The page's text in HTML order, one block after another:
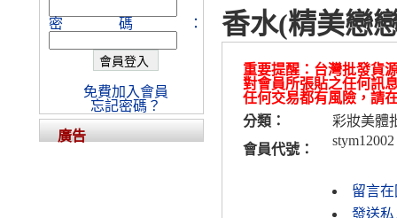
香水(精美戀
重要提醒：台灣批發貨
對會員所張貼之任何訊
任何交易都有風險，請
分類：
彩妝美體
會員代號：
stym12002
留言
發送私
密碼：
免費加入會員
忘記密碼？
廣告